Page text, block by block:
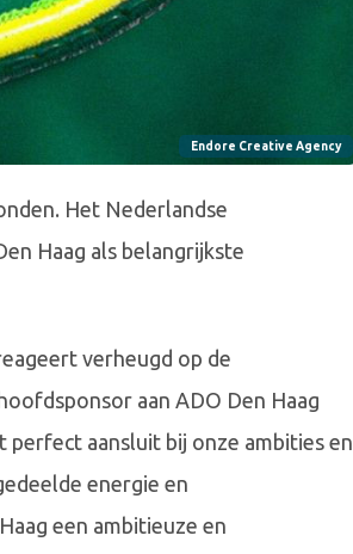
Endore Creative Agency
Het Nederlandse
Haag als belangrijkste
verheugd op de
aan ADO Den Haag
perfect aansluit bij onze ambities en
energie en
een ambitieuze en